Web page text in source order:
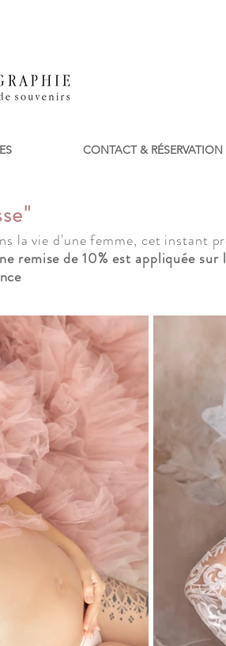
CONTACT & RÉSERVATION
la vie d'une femme, cet instant
remise de 10% est appliquée sur